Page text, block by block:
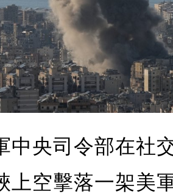
中央司令部在社
上空擊落一架美